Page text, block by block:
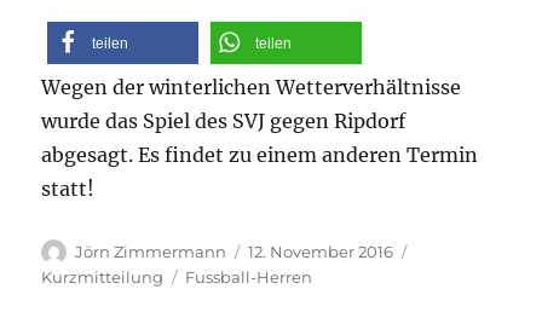
teilen teilen
Wegen der winterlichen Wetterverhältnisse
wurde das Spiel des SVJ gegen Ripdorf
abgesagt. Es findet zu einem anderen Termin
statt!
Autor
Jörn Zimmermann
Veröffentlicht
am
12. November 2016
Kurzmitteilung
Kategorien
Fussball-Herren